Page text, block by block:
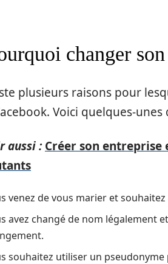
changer
plusieurs raisons pour
Voici quelques-
aussi : Créer son entreprise
venez de vous marier et
avez changé de nom légalement
souhaitez utiliser un